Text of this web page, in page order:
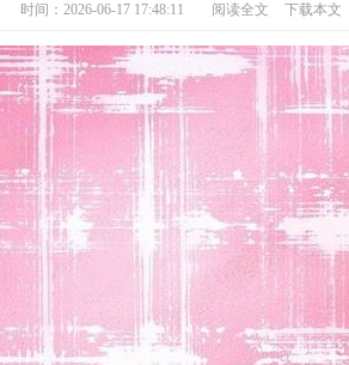
时间：2026-06-17 17:48:11 阅读全文 下载本文